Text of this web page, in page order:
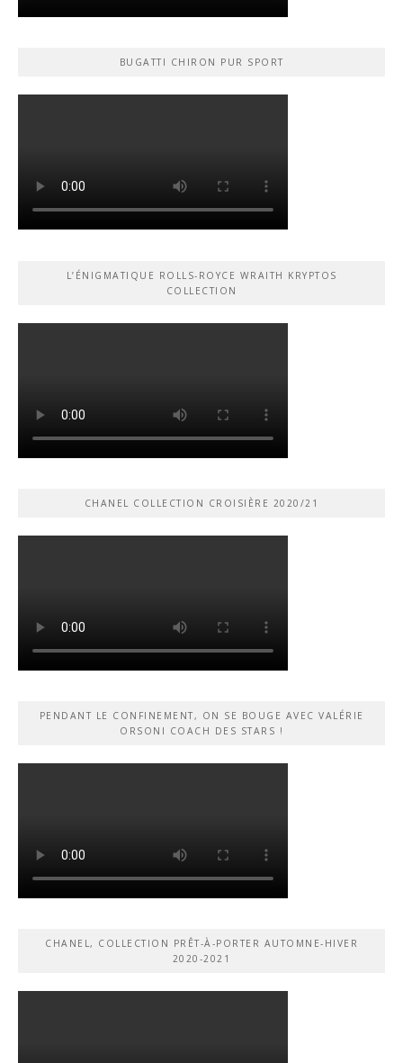
BUGATTI CHIRON PUR SPORT
L’ÉNIGMATIQUE ROLLS-ROYCE WRAITH KRYPTOS
COLLECTION
CHANEL COLLECTION CROISIÈRE 2020/21
PENDANT LE CONFINEMENT, ON SE BOUGE AVEC VALÉRIE
ORSONI COACH DES STARS !
CHANEL, COLLECTION PRÊT-À-PORTER AUTOMNE-HIVER
2020-2021